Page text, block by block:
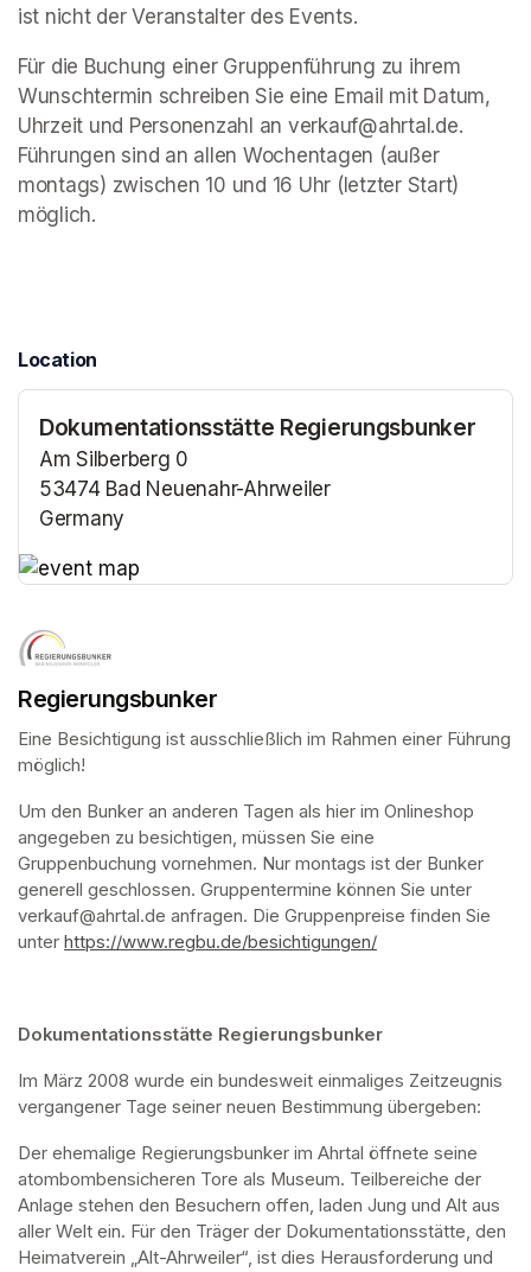
ist nicht der Veranstalter des Events.
Für die Buchung einer Gruppenführung zu ihrem
Wunschtermin schreiben Sie eine Email mit Datum,
Uhrzeit und Personenzahl an verkauf@ahrtal.de.
Führungen sind an allen Wochentagen (außer
montags) zwischen 10 und 16 Uhr (letzter Start)
möglich.
Location
Dokumentationsstätte Regierungsbunker
Am Silberberg 0
53474 Bad Neuenahr-Ahrweiler
Germany
Regierungsbunker
Eine Besichtigung ist ausschließlich im Rahmen einer Führung
möglich!
Um den Bunker an anderen Tagen als hier im Onlineshop
angegeben zu besichtigen, müssen Sie eine
Gruppenbuchung vornehmen. Nur montags ist der Bunker
generell geschlossen. Gruppentermine können Sie unter
verkauf@ahrtal.de anfragen. Die Gruppenpreise finden Sie
unter https://www.regbu.de/besichtigungen/
Dokumentationsstätte Regierungsbunker
Im März 2008 wurde ein bundesweit einmaliges Zeitzeugnis
vergangener Tage seiner neuen Bestimmung übergeben:
Der ehemalige Regierungsbunker im Ahrtal öffnete seine
atombombensicheren Tore als Museum. Teilbereiche der
Anlage stehen den Besuchern offen, laden Jung und Alt aus
aller Welt ein. Für den Träger der Dokumentationsstätte, den
Heimatverein „Alt-Ahrweiler“, ist dies Herausforderung und